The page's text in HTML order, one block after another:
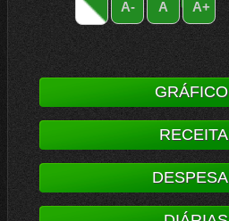
A- A A+
GRÁFICO
RECEITA
DESPESA